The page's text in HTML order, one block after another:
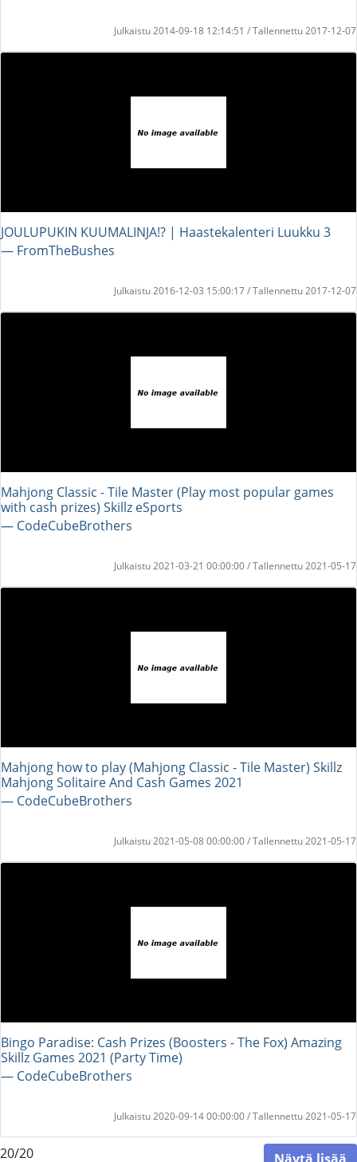
Julkaistu 2014-09-18 12:14:51 / Tallennettu 2017-12-07
JOULUPUKIN KUUMALINJA!? | Haastekalenteri Luukku 3
― FromTheBushes
Julkaistu 2016-12-03 15:00:17 / Tallennettu 2017-12-07
Mahjong Classic - Tile Master (Play most popular games
with cash prizes) Skillz eSports
― CodeCubeBrothers
Julkaistu 2021-03-21 00:00:00 / Tallennettu 2021-05-17
Mahjong how to play (Mahjong Classic - Tile Master) Skillz
Mahjong Solitaire And Cash Games 2021
― CodeCubeBrothers
Julkaistu 2021-05-08 00:00:00 / Tallennettu 2021-05-17
Bingo Paradise: Cash Prizes (Boosters - The Fox) Amazing
Skillz Games 2021 (Party Time)
― CodeCubeBrothers
Julkaistu 2020-09-14 00:00:00 / Tallennettu 2021-05-17
20/20